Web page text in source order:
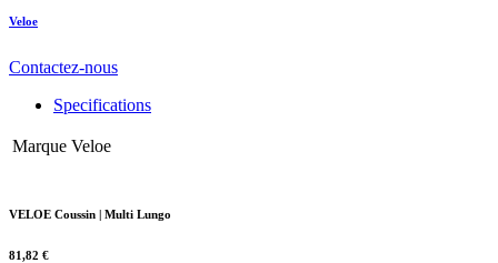
Veloe
Contactez-nous
Specifications
Marque Veloe
VELOE Coussin | Multi Lungo
81,82 €